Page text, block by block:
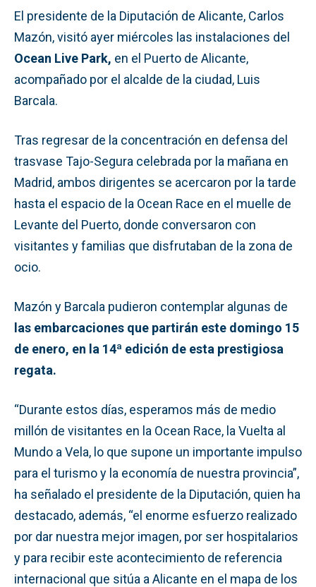
El presidente de la Diputación de Alicante, Carlos
Mazón, visitó ayer miércoles las instalaciones del
Ocean Live Park, en el Puerto de Alicante,
acompañado por el alcalde de la ciudad, Luis
Barcala.
Tras regresar de la concentración en defensa del
trasvase Tajo-Segura celebrada por la mañana en
Madrid, ambos dirigentes se acercaron por la tarde
hasta el espacio de la Ocean Race en el muelle de
Levante del Puerto, donde conversaron con
visitantes y familias que disfrutaban de la zona de
ocio.
Mazón y Barcala pudieron contemplar algunas de
las embarcaciones que partirán este domingo 15
de enero, en la 14ª edición de esta prestigiosa
regata.
“Durante estos días, esperamos más de medio
millón de visitantes en la Ocean Race, la Vuelta al
Mundo a Vela, lo que supone un importante impulso
para el turismo y la economía de nuestra provincia”,
ha señalado el presidente de la Diputación, quien ha
destacado, además, “el enorme esfuerzo realizado
por dar nuestra mejor imagen, por ser hospitalarios
y para recibir este acontecimiento de referencia
internacional que sitúa a Alicante en el mapa de los